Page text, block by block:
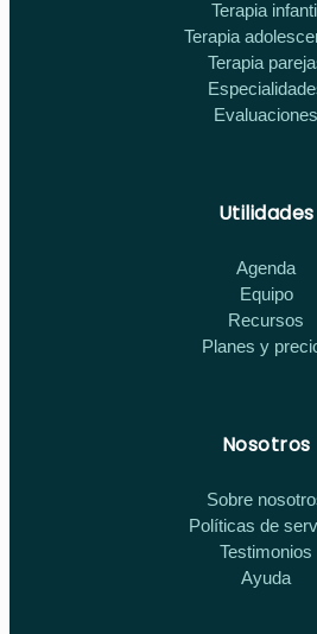
Terapia
Terapia
Terapia
Evaluaciones
Utilidades
Agenda
Equipo
Recursos
Planes y
Nosotros
Sobre
Políticas de
Testimonios
Ayuda